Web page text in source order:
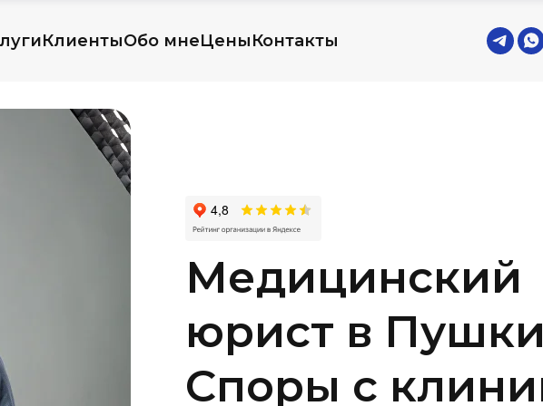
КлиентыОбо мнеЦеныКонтакты
Медицинский
юрист в
Споры с